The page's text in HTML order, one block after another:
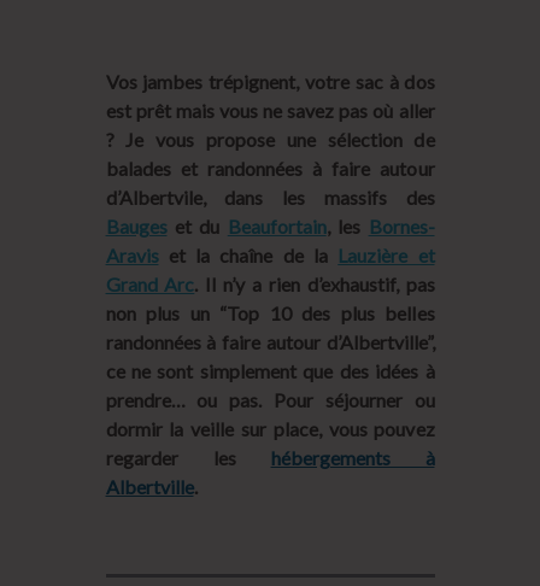
Vos jambes trépignent, votre sac à dos
est prêt mais vous ne savez pas où aller
? Je vous propose une sélection de
balades et randonnées à faire autour
d’Albertvile, dans les massifs des
Baugeset du Beaufortain, les Bornes-
Araviset la chaîne de la Lauzière et
Grand Arc. Il n’y a rien d’exhaustif, pas
non plus un “Top 10 des plus belles
randonnées à faire autour d’Albertville”,
ce ne sont simplement que des idées à
prendre… ou pas. Pour séjourner ou
dormir la veille sur place, vous pouvez
regarder les hébergements à
Albertville.